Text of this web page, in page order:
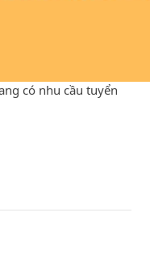
có nhu cầu tuyển